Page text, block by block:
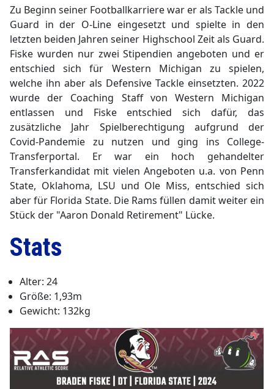
Zu Beginn seiner Footballkarriere war er als Tackle und
Guard in der O-Line eingesetzt und spielte in den
letzten beiden Jahren seiner Highschool Zeit als Guard.
Fiske wurden nur zwei Stipendien angeboten und er
entschied sich für Western Michigan zu spielen,
welche ihn aber als Defensive Tackle einsetzten. 2022
wurde der Coaching Staff von Western Michigan
entlassen und Fiske entschied sich dafür, das
zusätzliche Jahr Spielberechtigung aufgrund der
Covid-Pandemie zu nutzen und ging ins College-
Transferportal. Er war ein hoch gehandelter
Transferkandidat mit vielen Angeboten u.a. von Penn
State, Oklahoma, LSU und Ole Miss, entschied sich
aber für Florida State. Die Rams füllen damit weiter ein
Stück der "Aaron Donald Retirement" Lücke.
Stats
Alter: 24
Größe: 1,93m
Gewicht: 132kg